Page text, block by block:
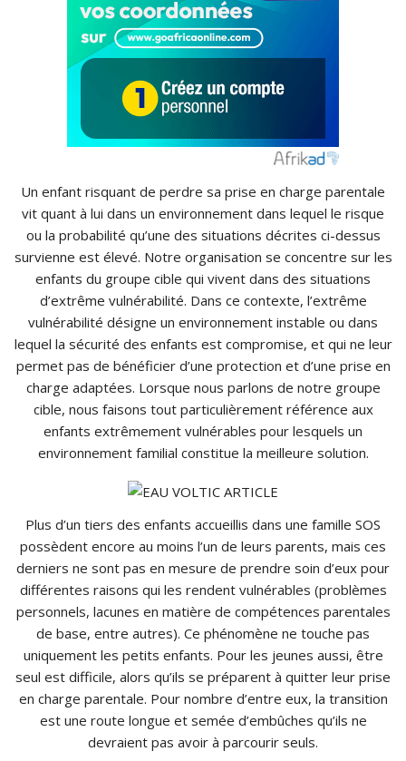
Un enfant risquant de perdre sa prise en charge parentale
vit quant à lui dans un environnement dans lequel le risque
ou la probabilité qu’une des situations décrites ci-dessus
survienne est élevé. Notre organisation se concentre sur les
enfants du groupe cible qui vivent dans des situations
d’extrême vulnérabilité. Dans ce contexte, l’extrême
vulnérabilité désigne un environnement instable ou dans
lequel la sécurité des enfants est compromise, et qui ne leur
permet pas de bénéficier d’une protection et d’une prise en
charge adaptées. Lorsque nous parlons de notre groupe
cible, nous faisons tout particulièrement référence aux
enfants extrêmement vulnérables pour lesquels un
environnement familial constitue la meilleure solution.
Plus d’un tiers des enfants accueillis dans une famille SOS
possèdent encore au moins l’un de leurs parents, mais ces
derniers ne sont pas en mesure de prendre soin d’eux pour
différentes raisons qui les rendent vulnérables (problèmes
personnels, lacunes en matière de compétences parentales
de base, entre autres). Ce phénomène ne touche pas
uniquement les petits enfants. Pour les jeunes aussi, être
seul est difficile, alors qu’ils se préparent à quitter leur prise
en charge parentale. Pour nombre d’entre eux, la transition
est une route longue et semée d’embûches qu’ils ne
devraient pas avoir à parcourir seuls.